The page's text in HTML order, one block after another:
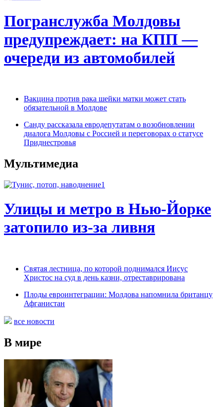
Погранслужба Молдовы
предупреждает: на КПП —
очереди из автомобилей
Вакцина против рака шейки матки может стать
обязательной в Молдове
Санду рассказала евродепутатам о возобновлении
диалога Молдовы с Россией и переговорах о статусе
Приднестровья
Мультимедиа
Улицы и метро в Нью-Йорке
затопило из-за ливня
Святая лестница, по которой поднимался Иисус
Христос на суд в день казни, отреставрирована
Плоды евроинтеграции: Молдова напомнила британцу
Афганистан
все новости
В мире